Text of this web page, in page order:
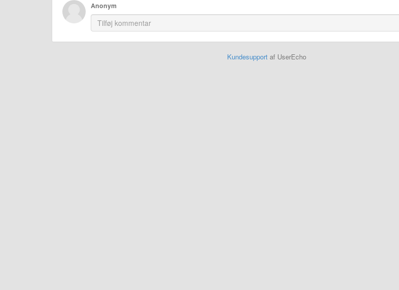
Anonym
Kundesupportaf UserEcho